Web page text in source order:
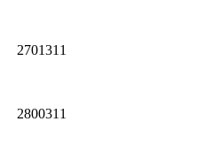
270131 1
280031 1